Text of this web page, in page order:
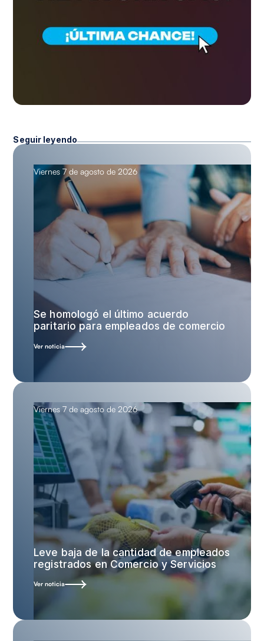
Seguir leyendo
Viernes 7 de agosto de 2026
Se homologó el último acuerdo
paritario para empleados de comercio
Ver noticia
Viernes 7 de agosto de 2026
Leve baja de la cantidad de empleados
registrados en Comercio y Servicios
Ver noticia